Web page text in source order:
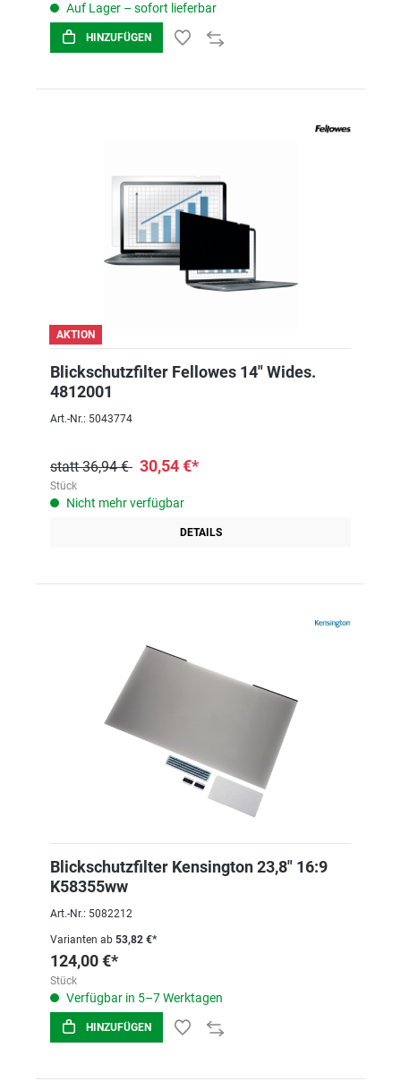
Auf Lager – sofort lieferbar
HINZUFÜGEN
AKTION
Blickschutzfilter Fellowes 14" Wides.
4812001
Art.-Nr.: 5043774
statt 36,94 € 30,54 €*
Stück
Nicht mehr verfügbar
DETAILS
Blickschutzfilter Kensington 23,8" 16:9
K58355ww
Art.-Nr.: 5082212
Varianten ab 53,82 €*
124,00 €*
Stück
Verfügbar in 5–7 Werktagen
HINZUFÜGEN